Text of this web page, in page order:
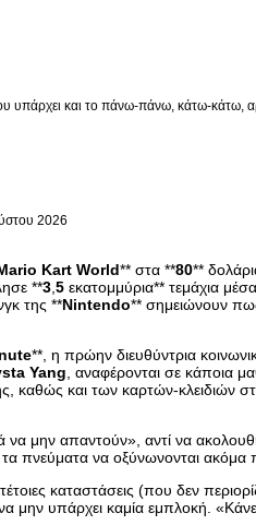
και το πάνω-πάνω, κάτω-κάτω,
2026
Kart World** στα **80**
**3 5 εκατομμύρια** τεμάχια
της **Nintendo** σημειώνουν
**, η πρώην διευθύντρια
Yang , αναφέρονται σε κάποια
καθώς και των καρτών-κλειδιών
μην απαντούν», αντί να
τα πνεύματα να οξύνωνονται ακόμα
καταστάσεις (που δεν
μην υπάρχει καμία εμπλοκή.